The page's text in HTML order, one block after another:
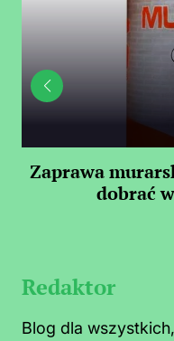
Zaprawa
dobrać
Redaktor
Blog dla